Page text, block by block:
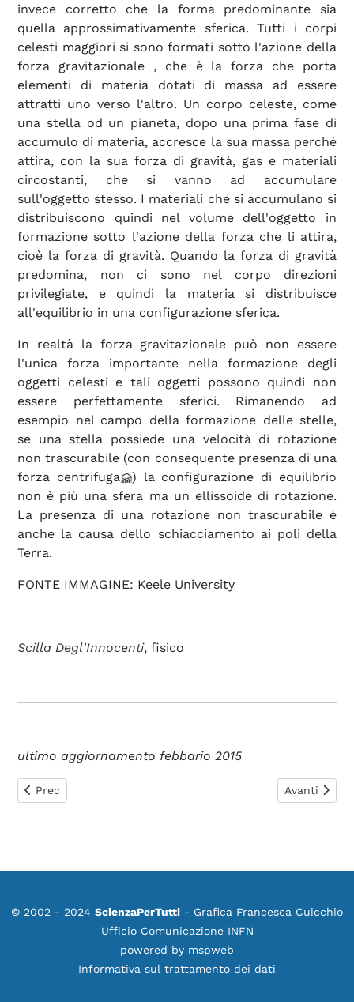
invece corretto che la forma predominante sia
quella approssimativamente sferica. Tutti i corpi
celesti maggiori si sono formati sotto l'azione della
forza gravitazionale , che è la forza che porta
elementi di materia dotati di massa ad essere
attratti uno verso l'altro. Un corpo celeste, come
una stella od un pianeta, dopo una prima fase di
accumulo di materia, accresce la sua massa perché
attira, con la sua forza di gravità, gas e materiali
circostanti, che si vanno ad accumulare
sull'oggetto stesso. I materiali che si accumulano si
distribuiscono quindi nel volume dell'oggetto in
formazione sotto l'azione della forza che li attira,
cioè la forza di gravità. Quando la forza di gravità
predomina, non ci sono nel corpo direzioni
privilegiate, e quindi la materia si distribuisce
all'equilibrio in una configurazione sferica.
In realtà la forza gravitazionale può non essere
l'unica forza importante nella formazione degli
oggetti celesti e tali oggetti possono quindi non
essere perfettamente sferici. Rimanendo ad
esempio nel campo della formazione delle stelle,
se una stella possiede una velocità di rotazione
non trascurabile (con consequente presenza di una
forza centrifuga
) la configurazione di equilibrio
non è più una sfera ma un ellissoide di rotazione.
La presenza di una rotazione non trascurabile è
anche la causa dello schiacciamento ai poli della
Terra.
FONTE IMMAGINE: Keele University
Scilla Degl'Innocenti, fisico
ultimo aggiornamento febbario 2015
Articolo precedente: 0429. Abbiamo parole (non
Prec Articolo
Avanti
© 2002 - 2024 ScienzaPerTutti - Grafica Francesca Cuicchio
Ufficio Comunicazione INFN
powered by mspweb
Informativa sul trattamento dei dati